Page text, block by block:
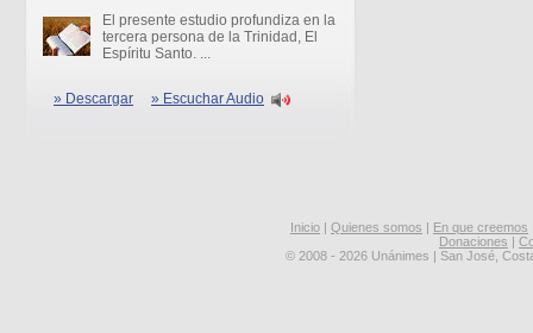
El presente estudio profundiza en la
tercera persona de la Trinidad, El
Espíritu Santo. ...
» Descargar » Escuchar Audio
Inicio | Quienes somos | En que creemos
Donaciones |
© 2008 - 2026 Unánimes | San José,